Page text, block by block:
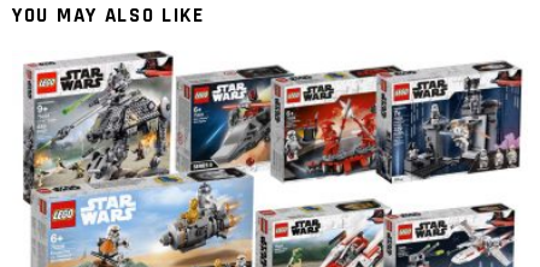
YOU MAY ALSO LIKE